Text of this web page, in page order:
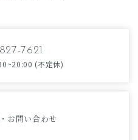
7621
(不定休)
お問い合わせ